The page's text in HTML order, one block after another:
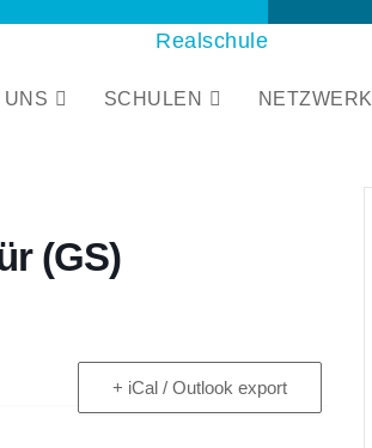
Realschule
UNS SCHULEN NETZWERK
(GS)
+ iCal / Outlook export